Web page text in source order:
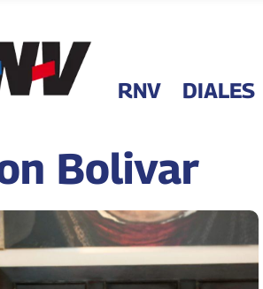
RNV DIALES
Bolivar